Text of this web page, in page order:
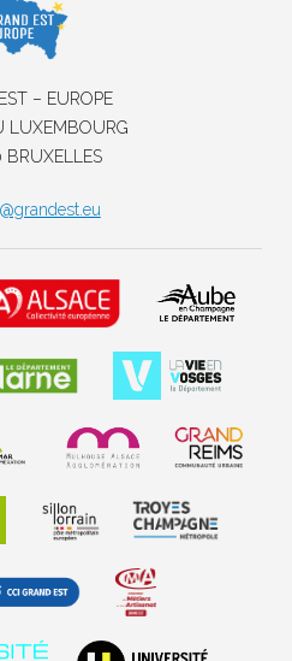
– EUROPE
LUXEMBOURG
BRUXELLES